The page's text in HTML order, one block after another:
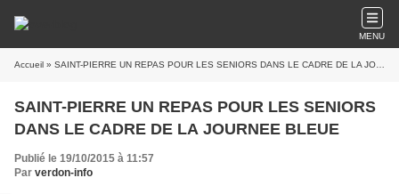
MENU
Accueil » SAINT-PIERRE UN REPAS POUR LES SENIORS DANS LE CADRE DE LA JOURNEE BLEUE
SAINT-PIERRE UN REPAS POUR LES SENIORS
DANS LE CADRE DE LA JOURNEE BLEUE
Publié le 19/10/2015 à 11:57
Par verdon-info